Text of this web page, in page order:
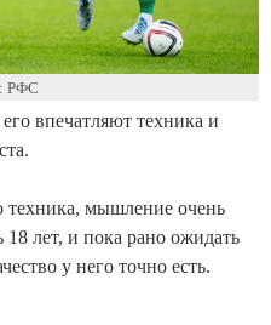
РФС
впечатляют техника и
техника, мышление очень
лет, и пока рано ожидать
у него точно есть.